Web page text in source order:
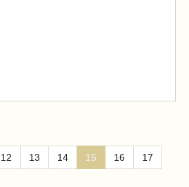
12 13 14 15 16 17